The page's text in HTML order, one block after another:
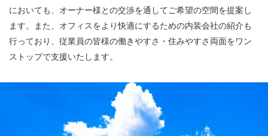
においても、オーナー様との交渉を通してご希望の空間を提案し
ます。また、オフィスをより快適にするための内装会社の紹介も
行っており、従業員の皆様の働きやすさ・住みやすさ両面をワン
ストップで支援いたします。